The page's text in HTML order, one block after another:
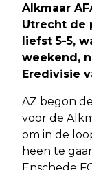
Alkmaar
Utrecht de
liefst 5-5,
weekend,
Eredivisie
AZ begon
voor de
om in de
heen te
Enschede